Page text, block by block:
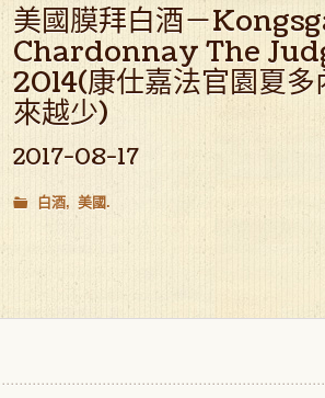
美國膜拜白酒－
Chardonnay The
2014(康仕嘉法官園夏多
來越少)
2017-08-17
白酒 美國